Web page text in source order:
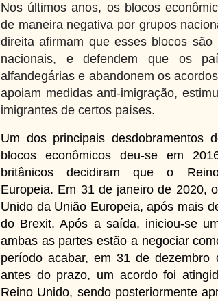
Nos últimos anos, os blocos
de maneira negativa por grupos
direita afirmam que esses blocos
nacionais, e defendem que os
alfandegárias e abandonem os
apoiam medidas anti-imigração,
imigrantes de certos países.
Um dos principais desdobramentos
blocos econômicos deu-se em
britânicos decidiram que o
Europeia. Em 31 de janeiro de 2020,
Unido da União Europeia, após mais
do Brexit. Após a saída, iniciou-se
ambas as partes estão a negociar
período acabar, em 31 de dezembro
antes do prazo, um acordo foi
Reino Unido, sendo posteriormente